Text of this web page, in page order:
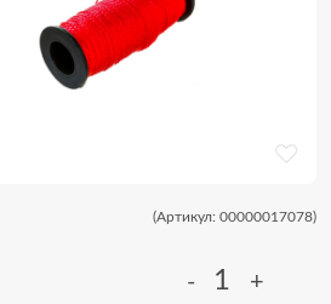
(Артикул: 00000017078)
- +